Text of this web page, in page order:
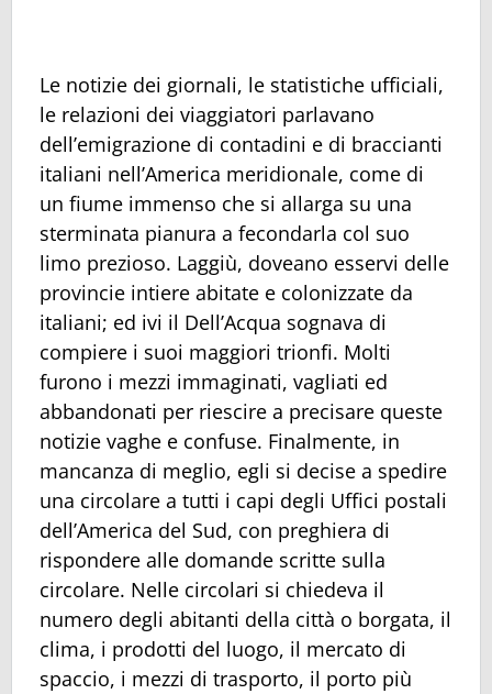
Le notizie dei giornali, le statistiche ufficiali,
le relazioni dei viaggiatori parlavano
dell’emigrazione di contadini e di braccianti
italiani nell’America meridionale, come di
un fiume immenso che si allarga su una
sterminata pianura a fecondarla col suo
limo prezioso. Laggiù, doveano esservi delle
provincie intiere abitate e colonizzate da
italiani; ed ivi il Dell’Acqua sognava di
compiere i suoi maggiori trionfi. Molti
furono i mezzi immaginati, vagliati ed
abbandonati per riescire a precisare queste
notizie vaghe e confuse. Finalmente, in
mancanza di meglio, egli si decise a spedire
una circolare a tutti i capi degli Uffici postali
dell’America del Sud, con preghiera di
rispondere alle domande scritte sulla
circolare. Nelle circolari si chiedeva il
numero degli abitanti della città o borgata, il
clima, i prodotti del luogo, il mercato di
spaccio, i mezzi di trasporto, il porto più